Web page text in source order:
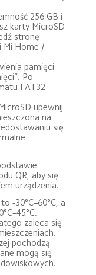
karty MicroSD
stronę
Mi Home /
Po
FAT32
na
się
QR, aby się
urządzenia.
-30°C–60°C, a
zaleca się
mogą się